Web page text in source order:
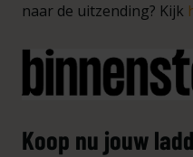
naar de uitzending? Kijk
Koop nu jouw